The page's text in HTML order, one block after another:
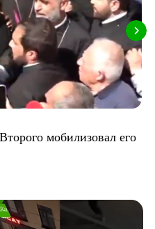
мобилизовал его